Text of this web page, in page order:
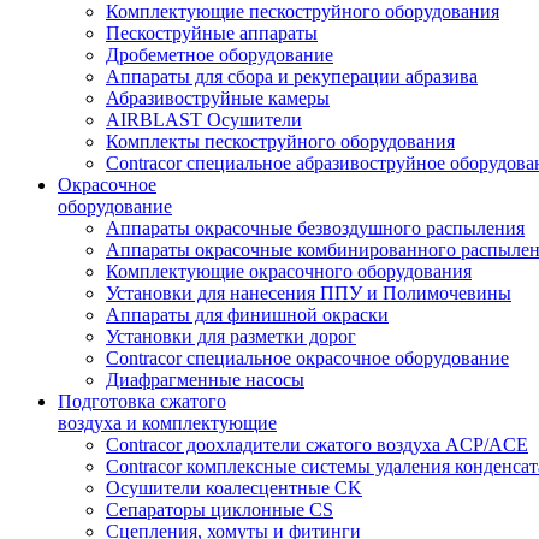
Комплектующие пескоструйного оборудования
Пескоструйные аппараты
Дробеметное оборудование
Аппараты для сбора и рекуперации абразива
Абразивоструйные камеры
AIRBLAST Осушители
Комплекты пескоструйного оборудования
Contracor специальное абразивоструйное
Окрасочное
оборудование
Аппараты окрасочные безвоздушного распыления
Аппараты окрасочные комбинированного
Комплектующие окрасочного оборудования
Установки для нанесения ППУ и Полимочевины
Аппараты для финишной окраски
Установки для разметки дорог
Contracor специальное окрасочное оборудование
Диафрагменные насосы
Подготовка сжатого
воздуха и комплектующие
Contracor доохладители сжатого воздуха ACP/ACE
Contracor комплексные системы удаления
Осушители коалесцентные CK
Сепараторы циклонные CS
Сцепления, хомуты и фитинги